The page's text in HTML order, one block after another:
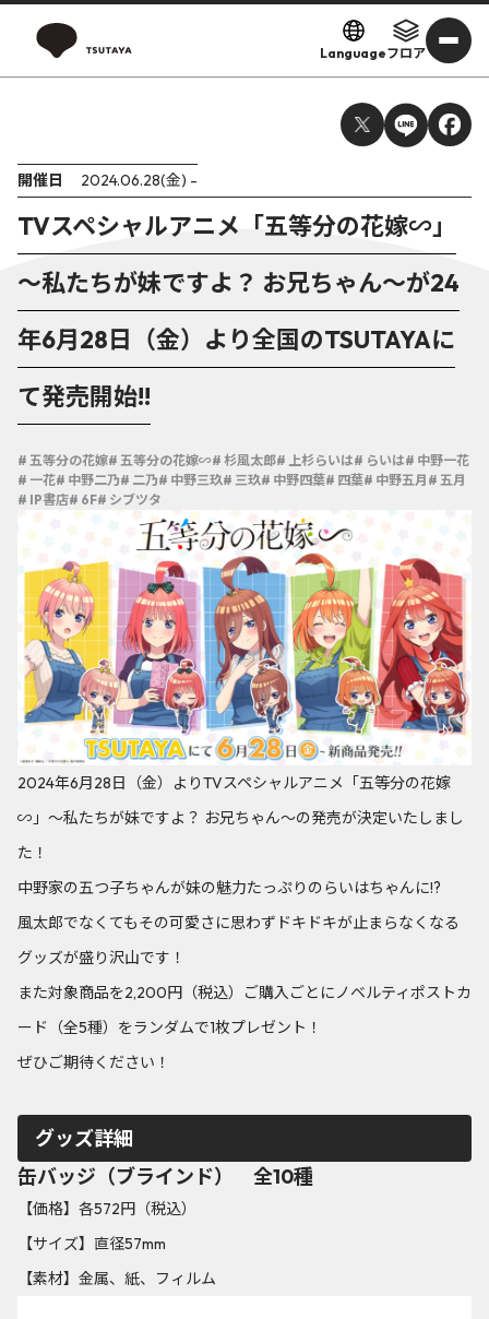
Languageフロア
開催日 2024.06.28(金) -
TVスペシャルアニメ「五等分の花嫁∽」
～私たちが妹ですよ？ お兄ちゃん～が24
年6月28日（金）より全国のTSUTAYAに
て発売開始!!
# 五等分の花嫁# 五等分の花嫁∽# 杉風太郎# 上杉らいは# らいは# 中野一花
# 一花# 中野二乃# 二乃# 中野三玖# 三玖# 中野四葉# 四葉# 中野五月 # 五月
# IP書店# 6F# シブツタ
2024年6月28日（金）よりTVスペシャルアニメ「五等分の花嫁
∽」～私たちが妹ですよ？ お兄ちゃん～の発売が決定いたしまし
た！
中野家の五つ子ちゃんが妹の魅力たっぷりのらいはちゃんに!?
風太郎でなくてもその可愛さに思わずドキドキが止まらなくなる
グッズが盛り沢山です！
また対象商品を2,200円（税込）ご購入ごとにノベルティポストカ
ード（全5種）をランダムで1枚プレゼント！
ぜひご期待ください！
グッズ詳細
缶バッジ（ブラインド） 全10種
【価格】各572円（税込）
【サイズ】直径57mm
【素材】金属、紙、フィルム